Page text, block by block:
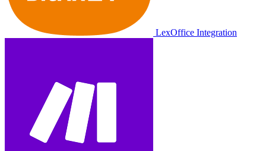
LexOffice Integration